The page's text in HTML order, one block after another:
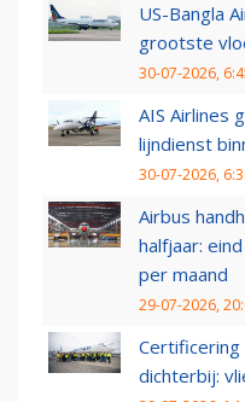
US-Bangla
grootste
30-07-2026,
AIS Airlines
lijndienst
30-07-2026,
Airbus
halfjaar:
per maand
29-07-2026,
Certificering
dichterbij: